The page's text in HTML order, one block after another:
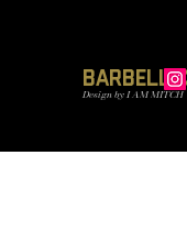
Barbell
Design by I AM MITCH